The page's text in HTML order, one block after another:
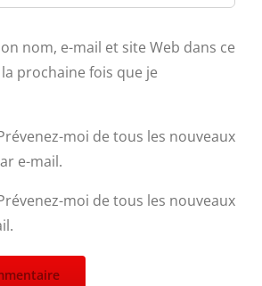
nom, e-mail et site Web dans ce
prochaine fois que je
moi de tous les nouveaux
e-mail.
moi de tous les nouveaux